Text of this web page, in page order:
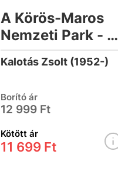
A Körös-Maros
Nemzeti Park - A
természet
szigetei
Kalotás Zsolt (1952-)
Borító ár
12 999 Ft
Kötött ár
11 699 Ft